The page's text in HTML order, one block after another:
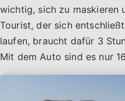
wichtig, sich zu maskieren
Tourist, der sich
laufen, braucht dafür 3
Mit dem Auto sind es nur